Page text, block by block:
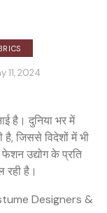
11, 2024
है। दुनिया भर में
है, जिससे विदेशों में भी
उद्योग के प्रति
रही है।